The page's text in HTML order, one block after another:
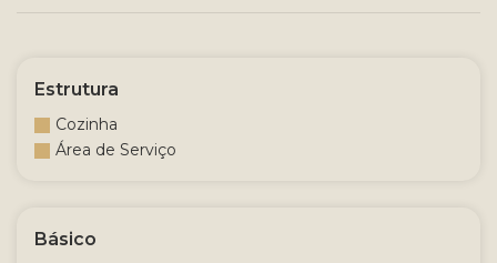
Estrutura
Cozinha
Área de Serviço
Básico